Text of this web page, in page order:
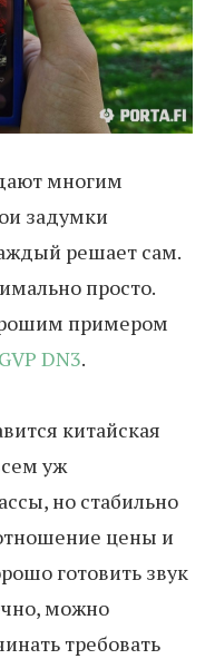
многим
задумки
решает сам.
просто.
примером
DN3.
китайская
уж
но стабильно
цены и
готовить звук
можно
требовать